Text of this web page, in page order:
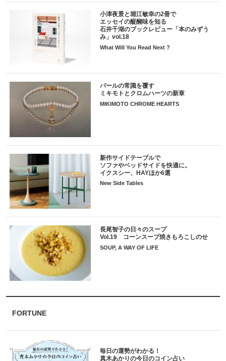
小津夜景と堀江敏幸の2冊で
エッセイの醍醐味を知る
石井千湖のブックレビュー「本のみずう
み」vol.18
What Will You Read Next ?
パールの常識を覆す
ミキモトとクロムハーツの新章
MIKIMOTO CHROME HEARTS
新作サイドテーブルで
ソファやベッドサイドを快適に。
イクスシー、HAYほか6選
New Side Tables
長尾智子の日々のスープ
Vol.19 コーンスープ焼きもろこしのせ
SOUP, A WAY OF LIFE
FORTUNE
毎日の運勢がわかる！